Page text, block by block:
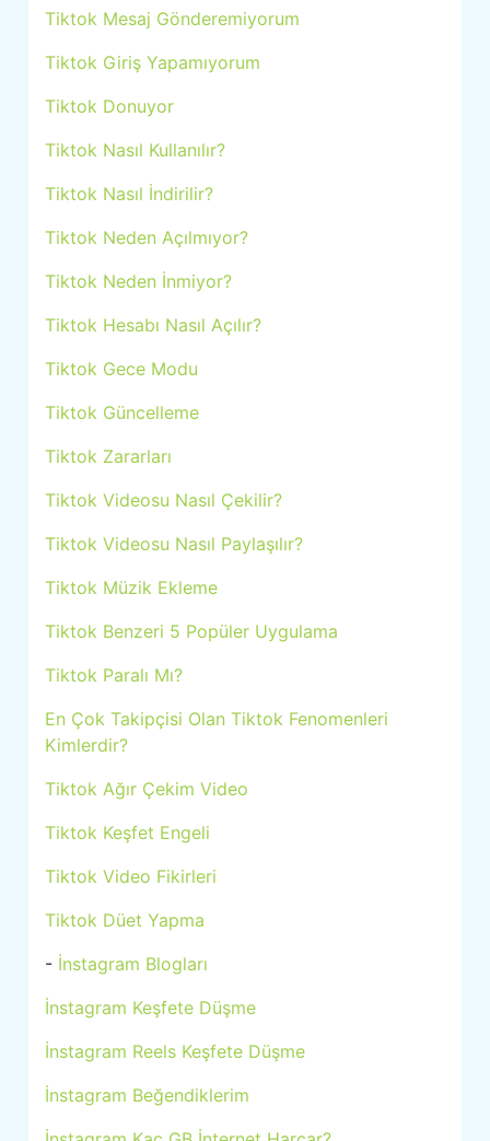
Tiktok Mesaj Gönderemiyorum
Tiktok Giriş Yapamıyorum
Tiktok Donuyor
Tiktok Nasıl Kullanılır?
Tiktok Nasıl İndirilir?
Tiktok Neden Açılmıyor?
Tiktok Neden İnmiyor?
Tiktok Hesabı Nasıl Açılır?
Tiktok Gece Modu
Tiktok Güncelleme
Tiktok Zararları
Tiktok Videosu Nasıl Çekilir?
Tiktok Videosu Nasıl Paylaşılır?
Tiktok Müzik Ekleme
Tiktok Benzeri 5 Popüler Uygulama
Tiktok Paralı Mı?
En Çok Takipçisi Olan Tiktok Fenomenleri
Kimlerdir?
Tiktok Ağır Çekim Video
Tiktok Keşfet Engeli
Tiktok Video Fikirleri
Tiktok Düet Yapma
- İnstagram Blogları
İnstagram Keşfete Düşme
İnstagram Reels Keşfete Düşme
İnstagram Beğendiklerim